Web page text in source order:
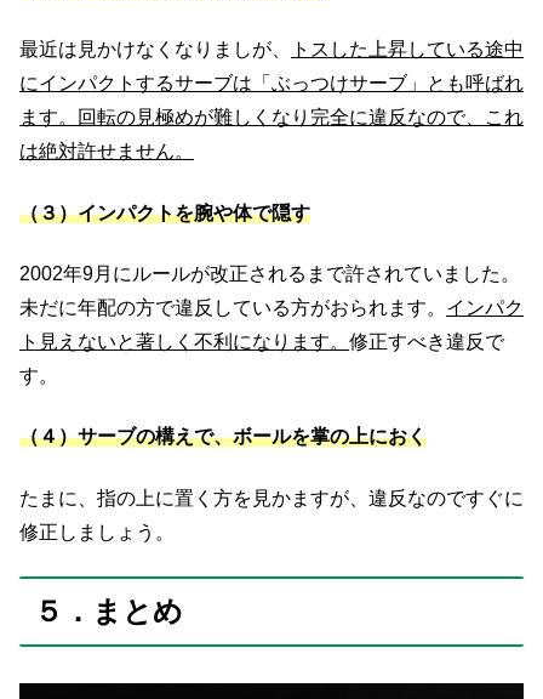
最近は見かけなくなりましが、
トスした上昇している途中
にインパクトするサーブは「ぶっつけサーブ」とも呼ばれ
ます。回転の見極めが難しくなり完全に違反なので、これ
は絶対許せません。
（３）インパクトを腕や体で隠す
2002年9月にルールが改正されるまで許されていました。
未だに年配の方で違反している方がおられます。 インパク
ト見えないと著しく不利になります。 修正すべき違反で
す。
（４）サーブの構えで、ボールを掌の上におく
たまに、指の上に置く方を見かますが、違反なのですぐに
修正しましょう。
５．まとめ